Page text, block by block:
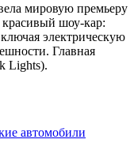
мировую премьеру
красивый шоу-кар:
электрическую
Главная
Lights).
автомобили